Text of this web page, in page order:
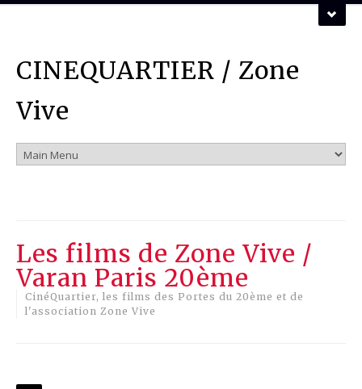
Vous pouvez nous contacter par mail : mail
CINEQUARTIER / Zone
Vive
Les films de Zone Vive /
Varan Paris 20ème
CinéQuartier, les films des Portes du 20ème et de
l'association Zone Vive